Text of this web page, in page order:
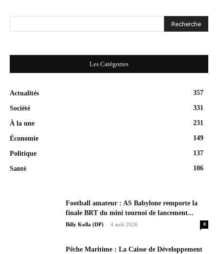
Les Catégories
Actualités 357
Société 331
À la une 231
Économie 149
Politique 137
Santé 106
Football amateur : AS Babylone remporte la
finale BRT du mini tournoi de lancement...
Billy Kolla (DP) - 4 août 2026 0
Pêche Maritime : La Caisse de Développement